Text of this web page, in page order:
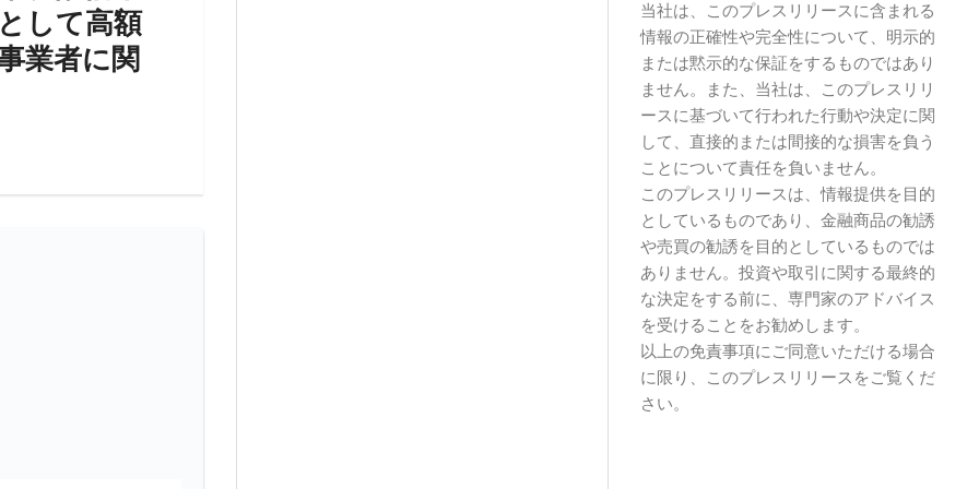
して高額
業者に関
当社は、このプレスリリースに含まれる
情報の正確性や完全性について、明示的
または黙示的な保証をするものではあり
ません。また、当社は、このプレスリリ
ースに基づいて行われた行動や決定に関
して、直接的または間接的な損害を負う
ことについて責任を負いません。
このプレスリリースは、情報提供を目的
としているものであり、金融商品の勧誘
や売買の勧誘を目的としているものでは
ありません。投資や取引に関する最終的
な決定をする前に、専門家のアドバイス
を受けることをお勧めします。
以上の免責事項にご同意いただける場合
に限り、このプレスリリースをご覧くだ
さい。